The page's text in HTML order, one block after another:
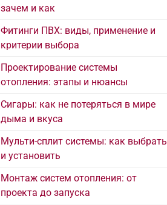
зачем и как
Фитинги ПВХ: виды, применение и
критерии выбора
Проектирование системы
отопления: этапы и нюансы
Сигары: как не потеряться в мире
дыма и вкуса
Мульти-сплит системы: как выбрать
и установить
Монтаж систем отопления: от
проекта до запуска